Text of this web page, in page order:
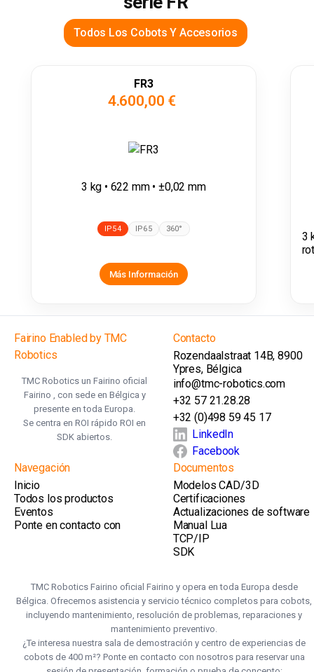
Todos Los Cobots Y Accesorios
FR3
4.600,00 €
3 kg • 622 mm • ±0,02 mm
IP54 IP65 360°
Más Información
3
Fairino Enabled by TMC
Robotics
TMC Robotics un Fairino oficial
Fairino , con sede en Bélgica y
presente en toda Europa.
Se centra en ROI rápido ROI en
SDK abiertos.
Contacto
Rozendaalstraat 14B, 8900
Ypres, Bélgica
info@tmc-robotics.com
+32 57 21.28.28
+32 (0)498 59 45 17
LinkedIn
Facebook
Navegación
Inicio
Todos los productos
Eventos
Ponte en contacto con
Documentos
Modelos CAD/3D
Certificaciones
Actualizaciones de software
Manual Lua
TCP/IP
SDK
TMC Robotics Fairino oficial Fairino y opera en toda Europa desde
Bélgica. Ofrecemos asistencia y servicio técnico completos para cobots,
incluyendo mantenimiento, resolución de problemas, reparaciones y
mantenimiento preventivo.
¿Te interesa nuestra sala de demostración y centro de experiencias de
cobots de 400 m²? Ponte en contacto con nosotros para reservar una